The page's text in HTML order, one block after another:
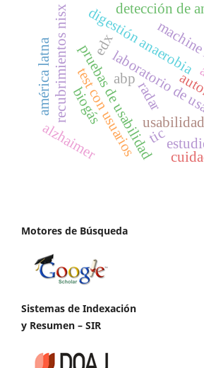
laboratorio
pruebas de usabilidad
test con usuarios usabilidad
digestión anaerobia
biogás
detección de
abp
recubrimientos nisx edx
alzhaimer tic
américa latna radar
Motores de Búsqueda
Sistemas de Indexación
y Resumen – SIR